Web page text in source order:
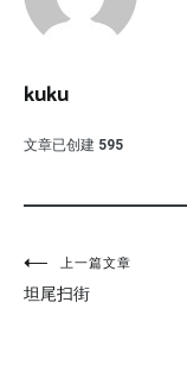
kuku
文章已创建 595
文
章
上一篇文章
坦尾扫街